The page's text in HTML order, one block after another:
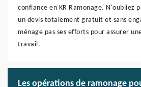
confiance en KR Ramonage. N'oubliez
un devis totalement gratuit et sans
ménage pas ses efforts pour assurer
travail.
Les opérations de ramonage